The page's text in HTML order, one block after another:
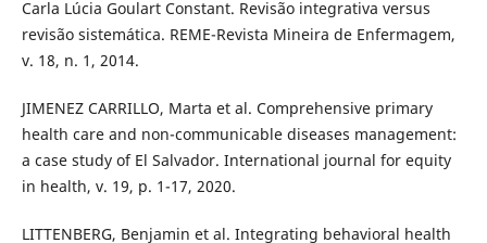
Carla Lúcia Goulart Constant. Revisão integrativa versus
revisão sistemática. REME-Revista Mineira de Enfermagem,
v. 18, n. 1, 2014.
JIMENEZ CARRILLO, Marta et al. Comprehensive primary
health care and non-communicable diseases management:
a case study of El Salvador. International journal for equity
in health, v. 19, p. 1-17, 2020.
LITTENBERG, Benjamin et al. Integrating behavioral health